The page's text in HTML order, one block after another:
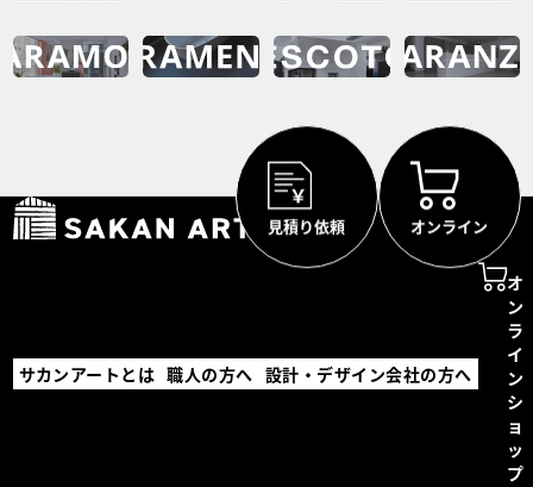
サカンアートとは 職人の方へ 設計・デザイン会社の方へ
オ
ン
ラ
イ
ン
シ
ョ
ッ
プ
見積り依頼 オンライン